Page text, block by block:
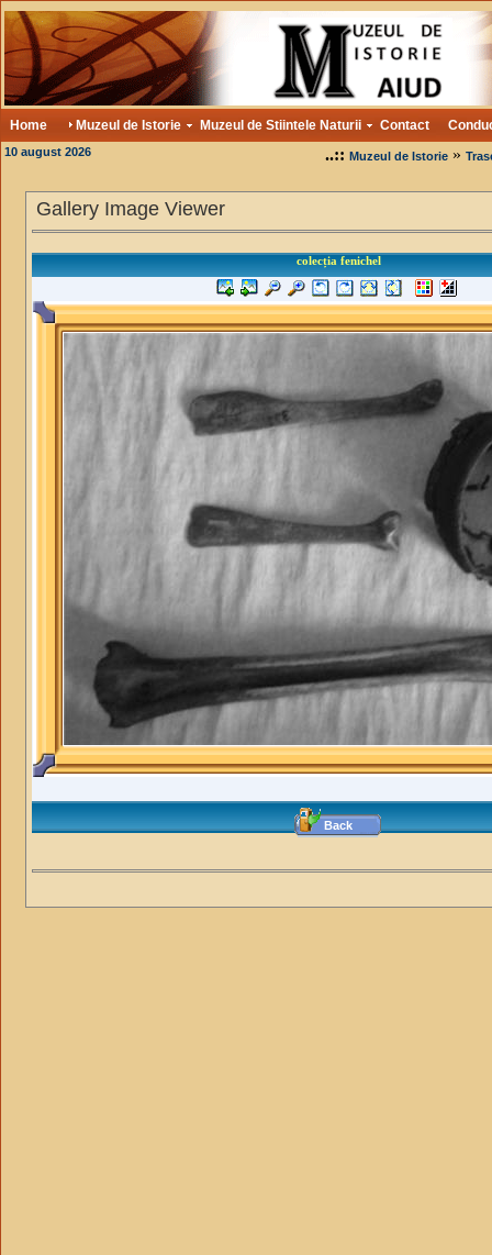
Home Muzeul de Istorie Muzeul de Stiintele Naturii Contact
10 august 2026 ..:: Muzeul de Istorie»
Gallery Image Viewer
colecția fenichel